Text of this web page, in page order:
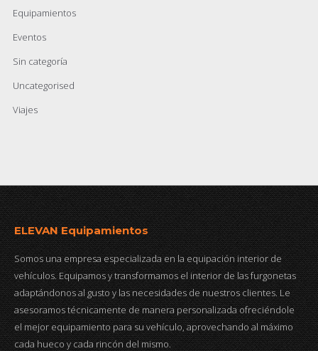
Equipamientos
Eventos
Sin categoría
Uncategorised
Viajes
ELEVAN Equipamientos
Somos una empresa especializada en la equipación interior de
vehículos. Equipamos y transformamos el interior de las furgonetas
adaptándonos al gusto y las necesidades de nuestros clientes. Le
asesoramos técnicamente de manera personalizada ofreciéndole
el mejor equipamiento para su vehículo, aprovechando al máximo
cada hueco y cada rincón del mismo.